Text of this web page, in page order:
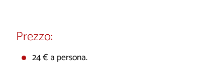
Prezzo:
24 € a persona.